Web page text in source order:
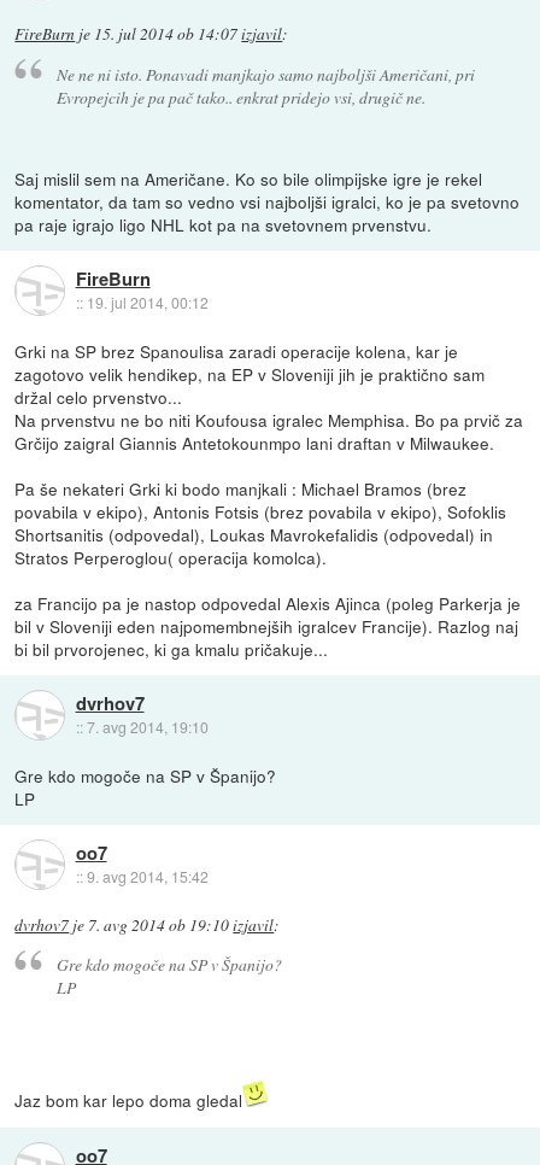
FireBurn je 15. jul 2014 ob 14:07izjavil:
Ne ne ni isto. Ponavadi manjkajo samo najboljši Američani, pri
Evropejcih je pa pač tako.. enkrat pridejo vsi, drugič ne.
Saj mislil sem na Američane. Ko so bile olimpijske igre je rekel
komentator, da tam so vedno vsi najboljši igralci, ko je pa svetovno
pa raje igrajo ligo NHL kot pa na svetovnem prvenstvu.
FireBurn
:: 19. jul 2014, 00:12
Grki na SP brez Spanoulisa zaradi operacije kolena, kar je
zagotovo velik hendikep, na EP v Sloveniji jih je praktično sam
držal celo prvenstvo...
Na prvenstvu ne bo niti Koufousa igralec Memphisa. Bo pa prvič za
Grčijo zaigral Giannis Antetokounmpo lani draftan v Milwaukee.
Pa še nekateri Grki ki bodo manjkali : Michael Bramos (brez
povabila v ekipo), Antonis Fotsis (brez povabila v ekipo), Sofoklis
Shortsanitis (odpovedal), Loukas Mavrokefalidis (odpovedal) in
Stratos Perperoglou( operacija komolca).
za Francijo pa je nastop odpovedal Alexis Ajinca (poleg Parkerja je
bil v Sloveniji eden najpomembnejših igralcev Francije). Razlog naj
bi bil prvorojenec, ki ga kmalu pričakuje...
dvrhov7
::7. avg 2014, 19:10
Gre kdo mogoče na SP v Španijo?
LP
oo7
::9. avg 2014, 15:42
dvrhov7 je 7. avg 2014 ob 19:10izjavil:
Gre kdo mogoče na SP v Španijo?
LP
Jaz bom kar lepo doma gledal
oo7